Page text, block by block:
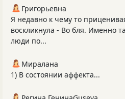
Григорьевна
Я недавно к чему то
воскликнула - Во бля. Именно
люди по...
Миралана
1) В состоянии аффекта...